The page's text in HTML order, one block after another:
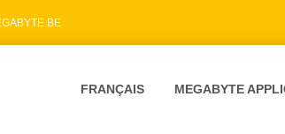
FRANÇAIS MEGABYTE